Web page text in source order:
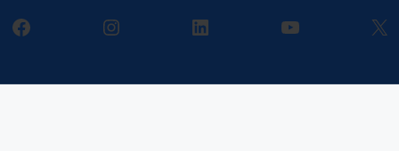
facebookinstagramlinkedin youtube X